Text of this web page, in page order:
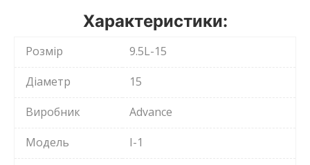
Характеристики:
Розмір
9.5L-15
Діаметр
15
Виробник
Advance
Модель
I-1